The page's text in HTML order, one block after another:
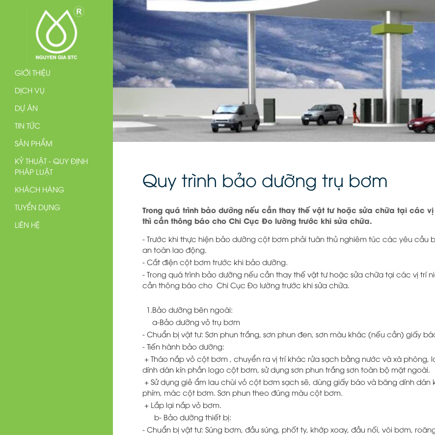
GIỚI THIỆU
DỊCH VỤ
DỰ ÁN
TIN TỨC
SẢN PHẨM
KỶ THUẬT - QUY ĐỊNH
PHÁP LUẬT
KHÁCH HÀNG
TUYỂN DỤNG
LIÊN HỆ
Quy trình bảo dưỡng trụ bơm
Trong quá trình bảo dưỡng nếu cần thay thế vật tư hoặc sửa chữa tại các
thì cần thông báo cho Chi Cục Đo lường trước khi sửa chữa.
- Trước khi thực hiện bảo dưỡng cột bơm phải tuân thủ nghiêm túc các yêu cầu
an toàn lao động.
- Cắt điện cột bơm trước khi bảo dưỡng.
- Trong quá trình bảo dưỡng nếu cần thay thế vật tư hoặc sửa chữa tại các vị trí
cần thông báo cho Chi Cục Đo lường trước khi sửa chữa.
1.Bảo dưỡng bên ngoài:
a-Bảo dưỡng vỏ trụ bơm
- Chuẩn bị vật tư: Sơn phun trắng, sơn phun đen, sơn màu khác (nếu cần) giấy
- Tiến hành bảo dưỡng:
+ Tháo nắp vỏ cột bơm , chuyển ra vị trí khác rửa sạch bằng nước và xà phòng,
dính dán kín phần logo cột bơm, sử dụng sơn phun trắng sơn toàn bộ mặt ngoài.
+ Sử dụng giẻ ẩm lau chùi vỏ cột bơm sạch sẽ, dùng giấy báo và băng dính
phím, mác cột bơm. Sơn phun theo đúng màu cột bơm.
+ Lắp lại nắp vỏ bơm.
b- Bảo dưỡng thiết bị:
- Chuẩn bị vật tư: Súng bơm, đầu súng, phốt ty, khớp xoay, đầu nối, vòi bơm,